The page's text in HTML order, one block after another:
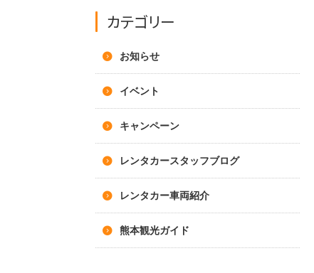
カテゴリー
お知らせ
イベント
キャンペーン
レンタカースタッフブログ
レンタカー車両紹介
熊本観光ガイド